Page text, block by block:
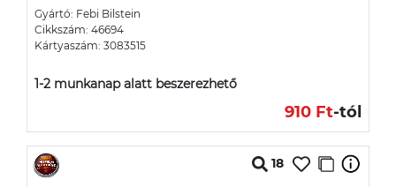
Gyártó: Febi Bilstein
Cikkszám: 46694
Kártyaszám: 3083515
1-2 munkanap alatt beszerezhető
910 Ft-tól
18